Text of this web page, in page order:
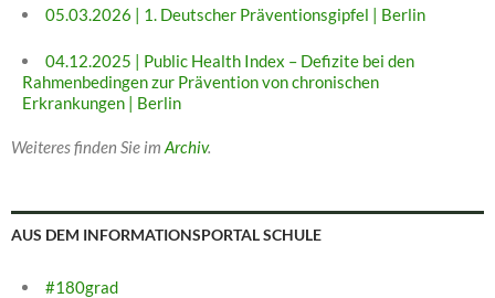
05.03.2026 | 1. Deutscher Präventionsgipfel | Berlin
04.12.2025 | Public Health Index – Defizite bei den
Rahmenbedingen zur Prävention von chronischen
Erkrankungen | Berlin
Weiteres finden Sie im Archiv.
AUS DEM INFORMATIONSPORTAL SCHULE
#180grad